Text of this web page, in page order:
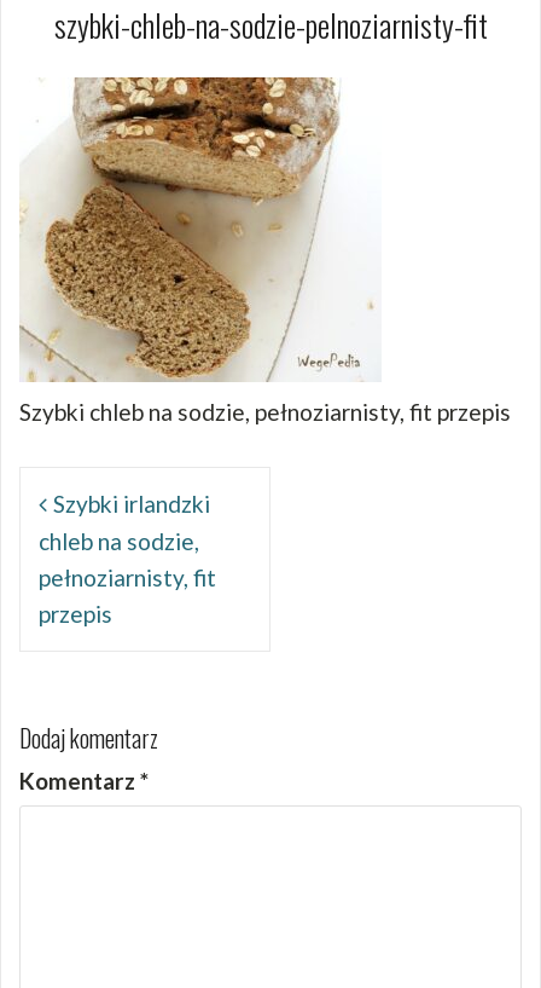
szybki-chleb-na-sodzie-pelnoziarnisty-fit
Szybki chleb na sodzie, pełnoziarnisty, fit przepis
wpisuSzybki irlandzki
chleb na sodzie,
pełnoziarnisty, fit
przepis
Dodaj komentarz
Komentarz *